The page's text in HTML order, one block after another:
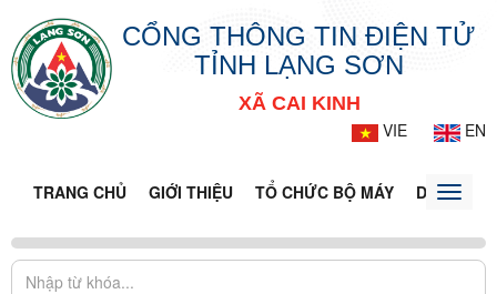
CỔNG THÔNG TIN ĐIỆN TỬ
TỈNH LẠNG SƠN
XÃ CAI KINH
VIE
EN
TRANG CHỦ GIỚI THIỆU TỔ CHỨC BỘ MÁY DOANH
Toggle